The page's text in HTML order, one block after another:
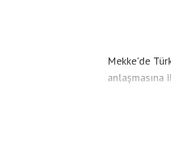
Mekke'de
anlaşmasına
maddesiyle